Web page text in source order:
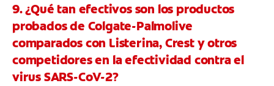
9. ¿Qué tan efectivos son los productos
probados de Colgate-Palmolive
comparados con Listerina, Crest y otros
competidores en la efectividad contra el
virus SARS-CoV-2?